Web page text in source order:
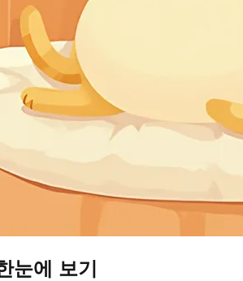
눈에 보기